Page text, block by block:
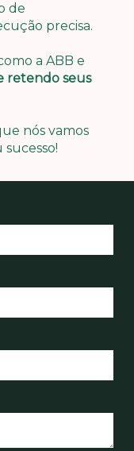
de
precisa.
a ABB e
retendo seus
nós vamos